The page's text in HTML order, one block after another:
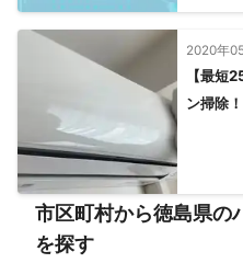
2020年
【最短
ン掃除
市区町村から徳島県の
を探す